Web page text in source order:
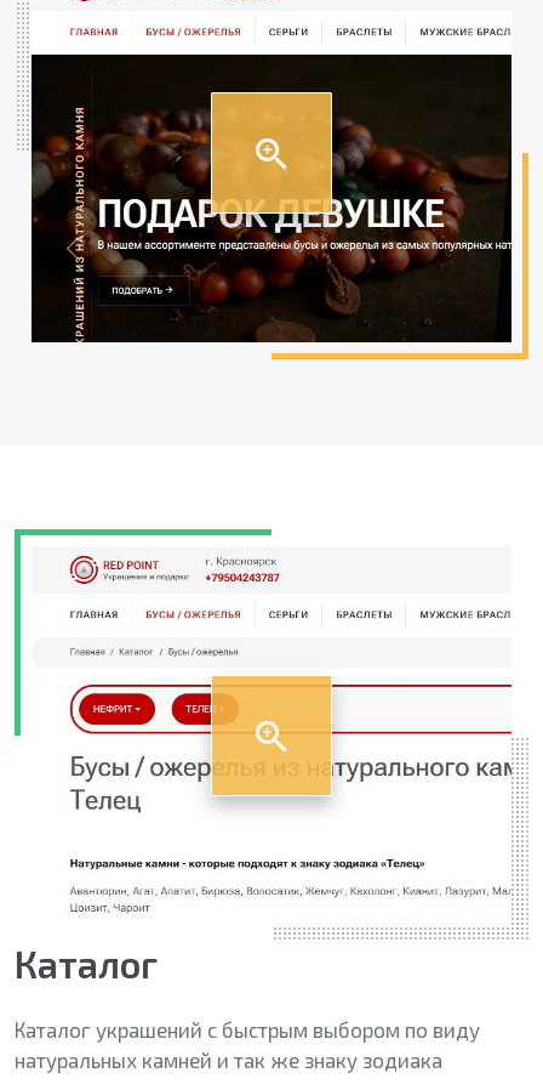
Каталог
Каталог украшений с быстрым выбором по виду
натуральных камней и так же знаку зодиака